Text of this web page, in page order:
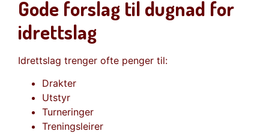
Gode forslag til dugnad for
idrettslag
Idrettslag trenger ofte penger til:
Drakter
Utstyr
Turneringer
Treningsleirer